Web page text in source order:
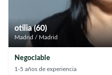
mantener las capacidades del
Seguimiento responsable de las
otilia (60)
Madrid / Madrid
Negociable
1-5 años de experiencia